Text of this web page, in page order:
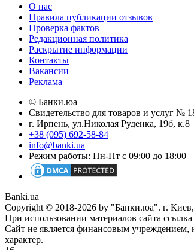
О нас
Правила публикации отзывов
Проверка фактов
Редакционная политика
Раскрытие информации
Контакты
Вакансии
Реклама
© Банки.юа
Свидетельство для товаров и услуг №
г. Ирпень, ул.Николая Руденка, 19б, к.8
+38 (095) 692-58-84
info@banki.ua
Режим работы: Пн-Пт с 09:00 до 18:00
Banki.ua
Copyright © 2018-2026 by "Банки.юа". г.
При использовании материалов сайта ссылка
Сайт не является финансовым
характер.